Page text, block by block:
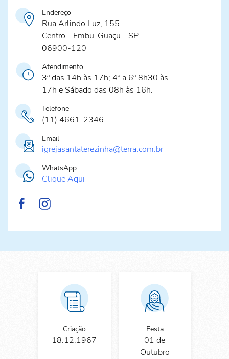
Endereço
Rua Arlindo Luz, 155
Centro - Embu-Guaçu - SP
06900-120
Atendimento
3ª das 14h às 17h; 4ª a 6ª 8h30 às
17h e Sábado das 08h às 16h.
Telefone
(11) 4661-2346
Email
igrejasantaterezinha@terra.com.br
WhatsApp
Clique Aqui
Criação
18.12.1967
Festa
01 de
Outubro